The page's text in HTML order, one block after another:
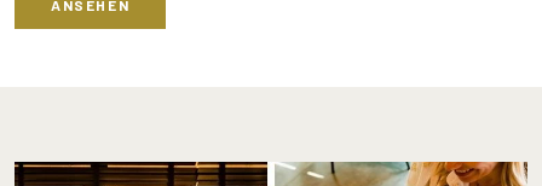
ANSEHEN